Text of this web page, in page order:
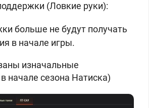
(Ловкие руки):
больше не будут получать
в начале игры.
изначальные
начале сезона Натиска)